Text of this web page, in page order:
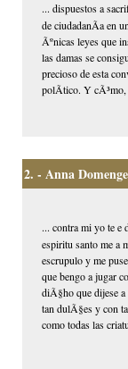
... dispuestos a
de ciudadanÃ­a en
Ãºnicas leyes que
las damas se
precioso de esta
polÃ­tico. Y cÃ³mo,
2. - Anna
... contra mi yo te e
espiritu santo me a
escrupulo y me
que bengo a jugar
diÃ§ho que dijese
tan dulÃ§es y con
como todas las